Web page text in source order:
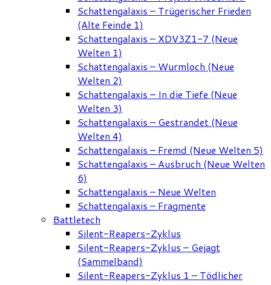
Schattengalaxis – Trügerischer Frieden
(Alte Feinde 1)
Schattengalaxis – XDV3Z1-7 (Neue
Welten 1)
Schattengalaxis – Wurmloch (Neue
Welten 2)
Schattengalaxis – In die Tiefe (Neue
Welten 3)
Schattengalaxis – Gestrandet (Neue
Welten 4)
Schattengalaxis – Fremd (Neue Welten 5)
Schattengalaxis – Ausbruch (Neue Welten
6)
Schattengalaxis – Neue Welten
Schattengalaxis – Fragmente
Battletech
Silent-Reapers-Zyklus
Silent-Reapers-Zyklus – Gejagt
(Sammelband)
Silent-Reapers-Zyklus 1 – Tödlicher